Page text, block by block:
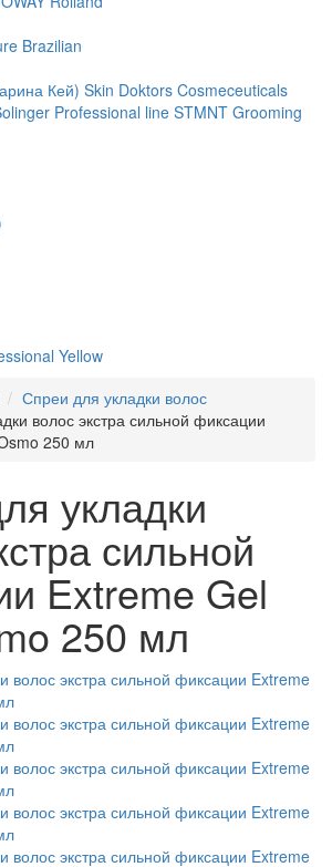
Brazilian
Кей) Skin Doktors Cosmeceuticals
Professional line STMNT Grooming
Yellow
Спреи для укладки волос
волос экстра сильной фиксации
250 мл
укладки
сильной
Extreme Gel
250 мл